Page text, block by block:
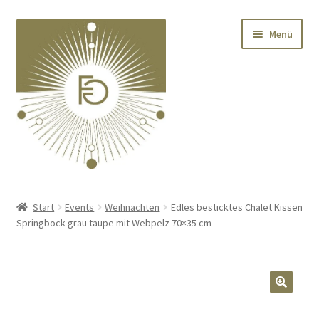
Navigation
springen
springen
Menü
Deko
öffnen
Start Events Weihnachten
Edles besticktes Chalet Kissen
Springbock grau taupe mit Webpelz 70×35 cm